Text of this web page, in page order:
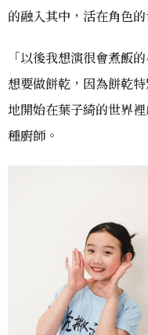
的融入其中，活在角色的
「以後我想演很會煮飯
想要做餅乾，因為餅乾
地開始在葉子綺的世界
種廚師。